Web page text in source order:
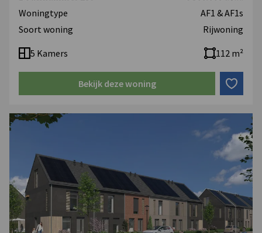
Woningtype
AF1 & AF1s
Soort woning
Rijwoning
5 Kamers 112 m²
Bekijk deze woning